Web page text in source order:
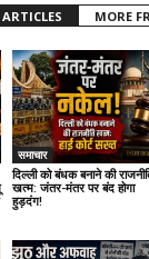
MORE
समाचार
दिल्ली को बंधक बनाने की
खत्म: जंतर-मंतर पर बंद होगा
हुड़दंग!